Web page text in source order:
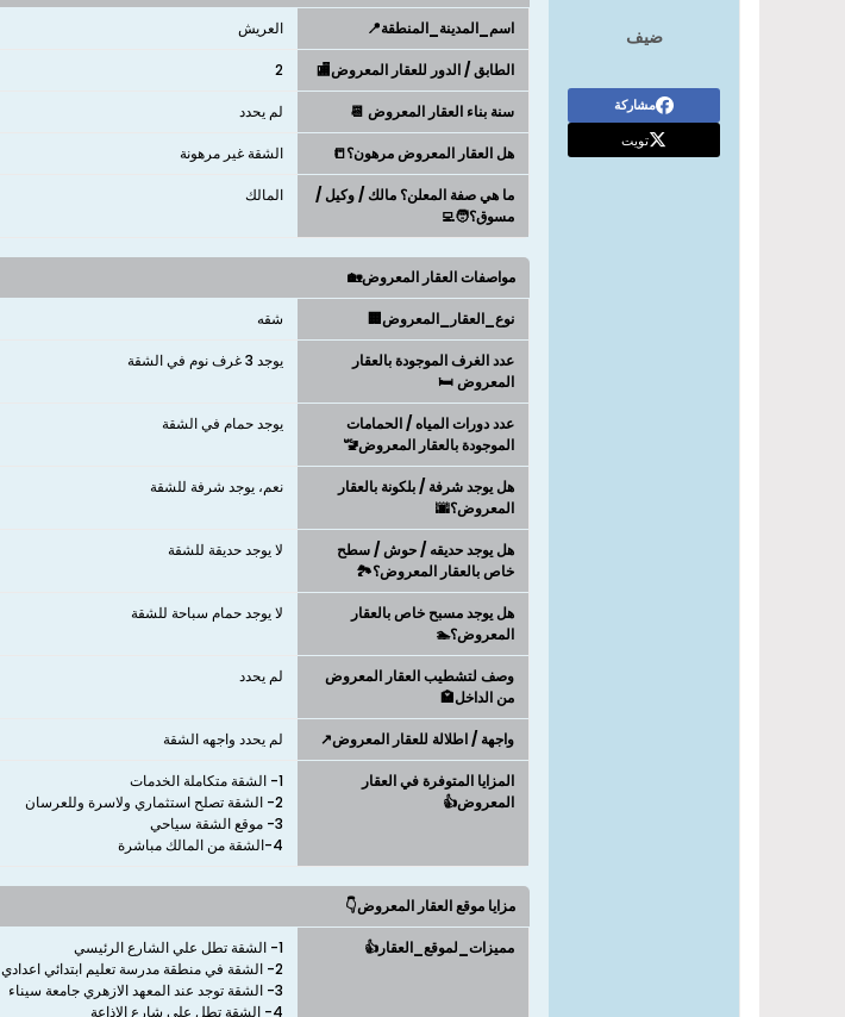
ضيف
مشاركة
تويت
اسم_المدينة_المنطقة📍 العريش
الطابق / الدور للعقار المعروض🏬 2
سنة بناء العقار المعروض 📆 لم يحدد
هل العقار المعروض مرهون؟📒 الشقة غير مرهونة
ما هي صفة المعلن؟ مالك / وكيل /
مسوق؟🧑‍💻
المالك
مواصفات العقار المعروض🏡
نوع_العقار_المعروض🏢 شقه
عدد الغرف الموجودة بالعقار
المعروض 🛏️
يوجد 3 غرف نوم في الشقة
عدد دورات المياه / الحمامات
الموجودة بالعقار المعروض🚾
يوجد حمام في الشقة
هل يوجد شرفة / بلكونة بالعقار
المعروض؟🌆
نعم، يوجد شرفة للشقة
هل يوجد حديقه / حوش / سطح
خاص بالعقار المعروض؟🏞️
لا يوجد حديقة للشقة
هل يوجد مسبح خاص بالعقار
المعروض؟🏊
لا يوجد حمام سباحة للشقة
وصف لتشطيب العقار المعروض
من الداخل🏩
لم يحدد
واجهة / اطلالة للعقار المعروض↗️ لم يحدد واجهه الشقة
المزايا المتوفرة في العقار
المعروض👍
4-الشقة من المالك مباشرة
مزايا موقع العقار المعروض👇
مميزات_لموقع_العقار👍
4- الشقة تطل علي شارع الاذاعة